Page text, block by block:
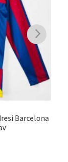
Barcelona